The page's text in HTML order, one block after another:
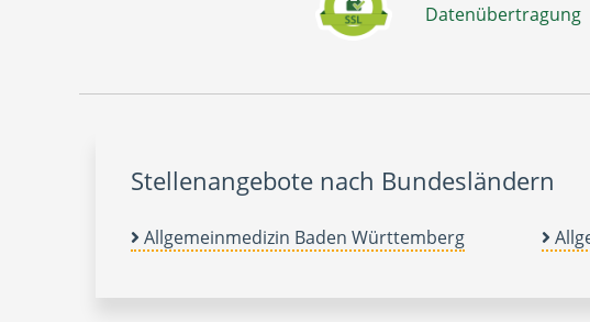
Datenübertragung
Stellenangebote nach Bundesländern
Allgemeinmedizin Baden Württemberg